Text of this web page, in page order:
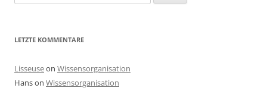
for:
LETZTE KOMMENTARE
Lisseuseon Wissensorganisation
Hanson Wissensorganisation